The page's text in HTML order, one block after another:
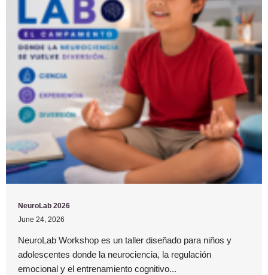
NeuroLab 2026
June 24, 2026
NeuroLab Workshop es un taller diseñado para niños y
adolescentes donde la neurociencia, la regulación
emocional y el entrenamiento cognitivo...